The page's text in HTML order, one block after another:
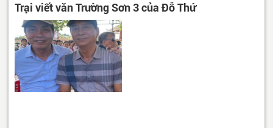
Trại viết văn Trường Sơn 3 của Đỗ Thứ